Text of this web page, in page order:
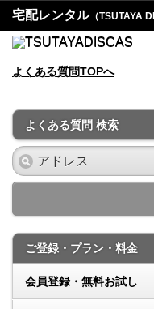
宅配レンタル（TSUTAYA
よくある質問TOPへ
よくある質問 検索
ご登録・プラン・料金
会員登録・無料お試し